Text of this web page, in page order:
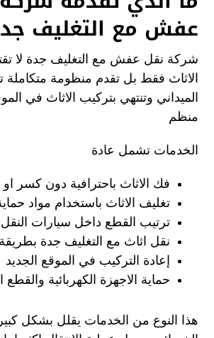
عفش مع التغليف
شركة نقل عفش مع التغليف جدة لا
الاثاث فقط بل تقدم منظومة متكاملة
الميداني وتنتهي بتركيب الاثاث في
منظم
الخدمات تشمل عادة
فك الاثاث باحترافية دون كسر
تغليف الاثاث باستخدام مواد
ترتيب القطع داخل سيارات النقل
نقل اثاث مع التغليف جدة
إعادة التركيب في الموقع الجديد
حماية الاجهزة الكهربائية
هذا النوع من الخدمات يقلل بشكل